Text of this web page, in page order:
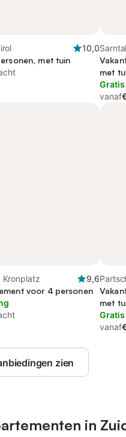
10,0
met tuin
met
vanaf
Kronplatz
9,6
voor 4 personen
met
vanaf
zien
in